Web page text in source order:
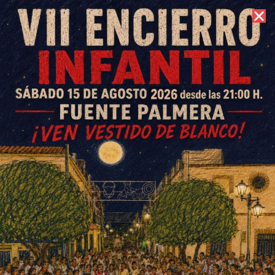
7 de agosto de 2026 //Contacto
Adrián, Raúl, Diego y Jorge,
clasificados con Córdoba para
la fase final del Campeonato
de Andalucía benjamín de
fútbol sala